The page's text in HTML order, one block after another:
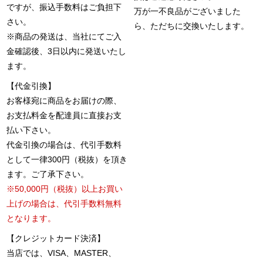
ですが、振込手数料はご負担下
さい。
※商品の発送は、当社にてご入
金確認後、3日以内に発送いたし
ます。
【代金引換】
お客様宛に商品をお届けの際、
お支払料金を配達員に直接お支
払い下さい。
代金引換の場合は、代引手数料
として一律300円（税抜）を頂き
ます。ご了承下さい。
※50,000円（税抜）以上お買い
上げの場合は、代引手数料無料
となります。
【クレジットカード決済】
当店では、VISA、MASTER、
万が一不良品がございました
ら、ただちに交換いたします。